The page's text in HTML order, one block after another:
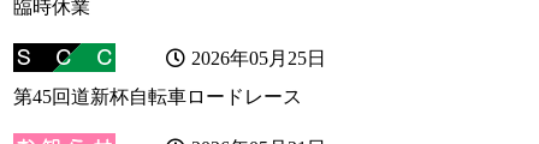
臨時休業
2026年05月25日
第45回道新杯自転車ロードレース